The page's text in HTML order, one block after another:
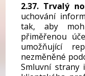
2.37. Trvalý
uchování
tak, aby
přiměřenou
umožňující
nezměněné
Smluvní strany